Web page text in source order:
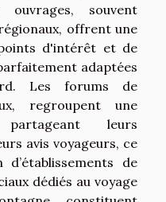
ouvrages, souvent
offrent une
d'intérêt et de
adaptées
Les forums de
regroupent une
leurs
avis voyageurs, ce
de
dédiés au voyage